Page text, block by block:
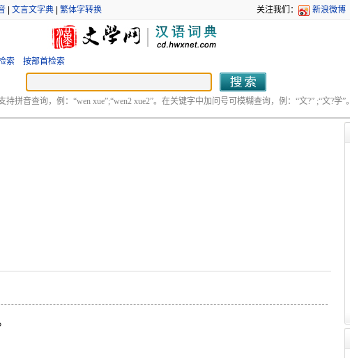
| 文言文字典| 繁体字转换 关注我们： 新浪微博
索 按部首检索
持拼音查询，例：“wen xue”;“wen2 xue2”。在关键字中加问号可模糊查询，例：“文?” ;“文?学”。